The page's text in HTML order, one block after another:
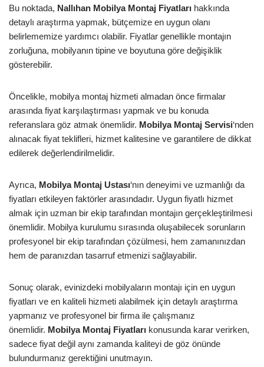
Bu noktada, Nallıhan Mobilya Montaj Fiyatları hakkında
detaylı araştırma yapmak, bütçemize en uygun olanı
belirlememize yardımcı olabilir. Fiyatlar genellikle montajın
zorluğuna, mobilyanın tipine ve boyutuna göre değişiklik
gösterebilir.
Öncelikle, mobilya montaj hizmeti almadan önce firmalar
arasında fiyat karşılaştırması yapmak ve bu konuda
referanslara göz atmak önemlidir. Mobilya Montaj Servisi‘nden
alınacak fiyat teklifleri, hizmet kalitesine ve garantilere de dikkat
edilerek değerlendirilmelidir.
Ayrıca, Mobilya Montaj Ustası‘nın deneyimi ve uzmanlığı da
fiyatları etkileyen faktörler arasındadır. Uygun fiyatlı hizmet
almak için uzman bir ekip tarafından montajın gerçekleştirilmesi
önemlidir. Mobilya kurulumu sırasında oluşabilecek sorunların
profesyonel bir ekip tarafından çözülmesi, hem zamanınızdan
hem de paranızdan tasarruf etmenizi sağlayabilir.
Sonuç olarak, evinizdeki mobilyaların montajı için en uygun
fiyatları ve en kaliteli hizmeti alabilmek için detaylı araştırma
yapmanız ve profesyonel bir firma ile çalışmanız
önemlidir. Mobilya Montaj Fiyatları konusunda karar verirken,
sadece fiyat değil aynı zamanda kaliteyi de göz önünde
bulundurmanız gerektiğini unutmayın.